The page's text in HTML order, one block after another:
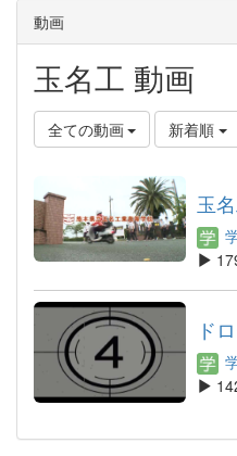
動画
玉名工 動画
全ての動画 新着順
玉
ド